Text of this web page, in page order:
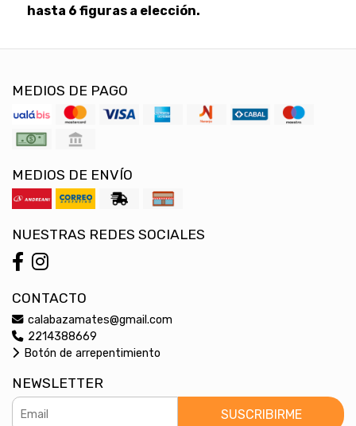
hasta 6 figuras a elección.
MEDIOS DE PAGO
MEDIOS DE ENVÍO
NUESTRAS REDES SOCIALES
CONTACTO
calabazamates@gmail.com
2214388669
Botón de arrepentimiento
NEWSLETTER
SUSCRIBIRME